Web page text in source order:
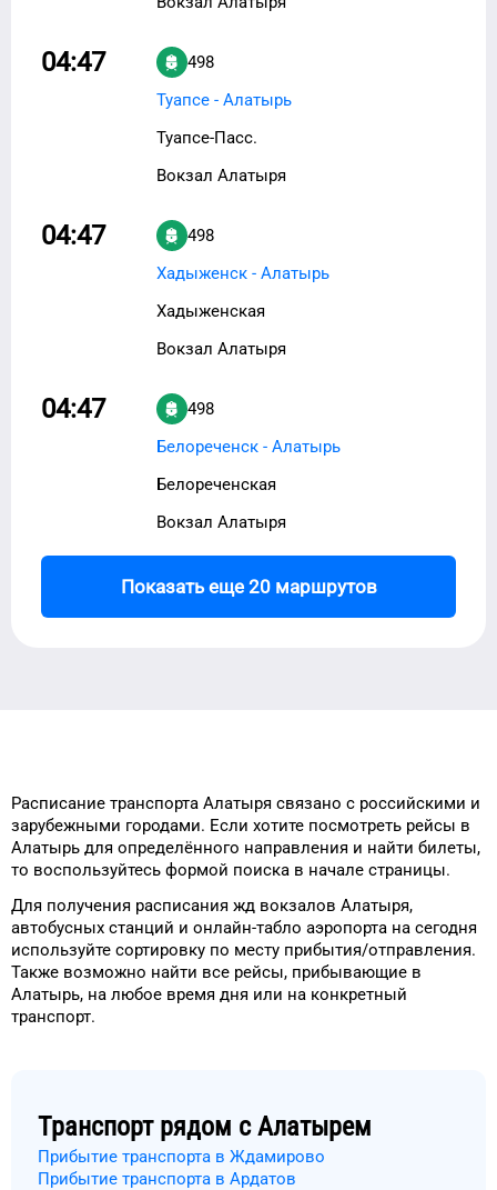
04:47
498
Туапсе - Алатырь
Туапсе-Пасс.
Вокзал Алатыря
04:47
498
Хадыженск - Алатырь
Хадыженская
Вокзал Алатыря
04:47
498
Белореченск - Алатырь
Белореченская
Вокзал Алатыря
Показать еще 20 маршрутов
Расписание транспорта Алатыря связано с российскими и
зарубежными городами. Если хотите посмотреть рейсы в
Алатырь для определённого направления и найти билеты,
то воспользуйтесь формой поиска в начале страницы.
Для получения расписания жд вокзалов Алатыря,
автобусных станций и онлайн-табло аэропорта на сегодня
используйте сортировку по месту прибытия/отправления.
Также возможно найти все рейсы, прибывающие в
Алатырь, на любое время дня или на конкретный
транспорт.
Транспорт рядом с Алатырем
Прибытие транспорта в Ждамирово
Прибытие транспорта в Ардатов